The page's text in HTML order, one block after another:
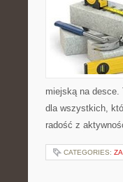
miejską na desce.
dla wszystkich,
radość z
CATEGORIES: